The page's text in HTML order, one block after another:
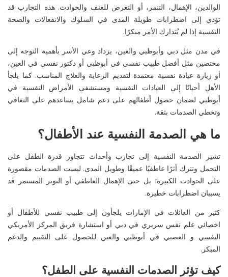
الوالدين، الإهمال، التنمر، أو التعرض للعنف والحوادث. هذه التجارب قد
تؤدي إلى اضطرابات طويلة المدى في السلوك والانفعالات والصحة
النفسية إذا لم يُتدارك الأمر مبكرًا.
في مدن مثلدبي وأبوظبي والعين، يزداد وعي الأسر بأهمية التوجه إلى
مختصين مثل أفضل طبيب نفسي في أبوظبي أو دكتور نفسي في العين،
أو زيارة عيادة نفسية معتمدة لتقديم الرعاية والعلاج المناسب. كما يلجأ
الأهل أحيانًا إلى العيادات النفسية ومستشفى الأمراض النفسية في
أبوظبي لضمان حصول أطفالهم على دعم شامل يساعدهم على التعافي
وتخطي الصدمات بثقة.
ما هي الصدمة النفسية عند الأطفال؟
تشير الصدمة النفسية إلى تجارب وأحداث تتجاوز قدرة الطفل على
التحمل وتترك أثرًا عاطفيًا عميقًا وطويل المدى. ليست الصدمات مقصورة
على الحوادث الكبيرة؛ بل حتى الإهمال العاطفي أو التوتر المستمر قد
يسببان اضطرابات خطيرة.
كثير من العائلات في الإمارات يلجأون إلىطبيب نفسي للأطفال أو
اخصائي علم نفس سريري في دبي أو استشارة فريق المركز الأمريكي
النفسي و العصبي في أبوظبي والعين للحصول على التقييم والدعم
المبكر.
كيف تؤثر الصدمات النفسية على الطفل؟